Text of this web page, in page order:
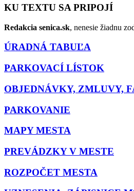
KU TEXTU SA PRIPOJÍ
Redakcia senica.sk, nenesie žiadnu
ÚRADNÁ TABUĽA
PARKOVACÍ LÍSTOK
OBJEDNÁVKY, ZMLUVY,
PARKOVANIE
MAPY MESTA
PREVÁDZKY V MESTE
ROZPOČET MESTA